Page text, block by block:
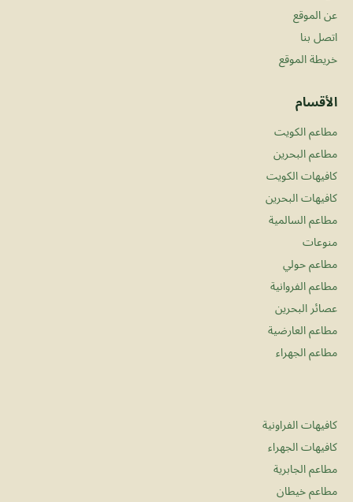
عن الموقع
اتصل بنا
خريطة الموقع
الأقسام
مطاعم الكويت
مطاعم البحرين
كافيهات الكويت
كافيهات البحرين
مطاعم السالمية
منوعات
مطاعم حولي
مطاعم الفروانية
عصائر البحرين
مطاعم العارضية
مطاعم الجهراء
كافيهات الفراونية
كافيهات الجهراء
مطاعم الجابرية
مطاعم خيطان